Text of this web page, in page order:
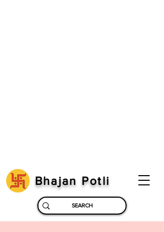
Bhajan Potli